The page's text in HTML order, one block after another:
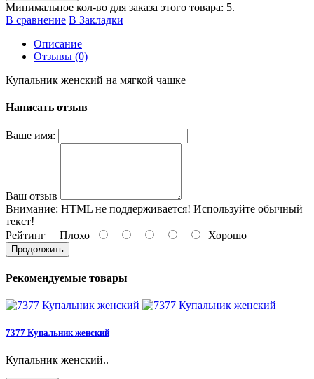
Минимальное кол-во для заказа этого товара: 5.
В сравнение В Закладки
Описание
Отзывы (0)
Купальник женский на мягкой чашке
Написать отзыв
Ваше имя:
Ваш отзыв
Внимание: HTML не поддерживается! Используйте обычный
текст!
Рейтинг Плохо Хорошо
Продолжить
Рекомендуемые товары
7377 Купальник женский
Купальник женский..